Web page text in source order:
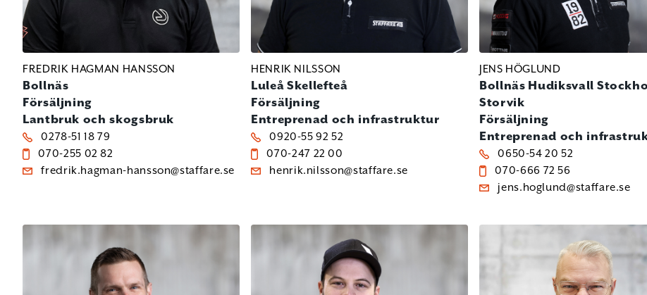
FREDRIK HAGMAN HANSSON
Bollnäs
Försäljning
Lantbruk och skogsbruk
0278-51 18 79
070-255 02 82
fredrik.hagman-hansson@staffare.se
HENRIK NILSSON
Luleå Skellefteå
Försäljning
Entreprenad och infrastruktur
0920-55 92 52
070-247 22 00
henrik.nilsson@staffare.se
JENS HÖGLUND
Bollnäs Hudiksvall
Storvik
Försäljning
Entreprenad och
0650-54 20 52
070-666 72 56
jens.hoglund@staffare.se